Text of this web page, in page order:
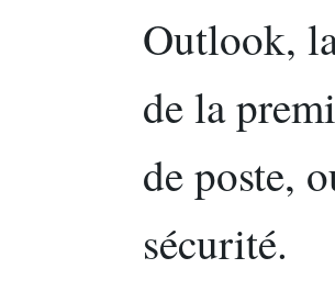
Outlook,
de la
de poste,
sécurité.